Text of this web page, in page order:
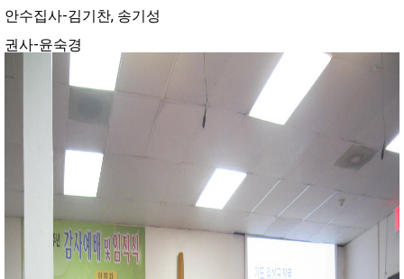
안수집사-김기찬, 송기성
권사-윤숙경